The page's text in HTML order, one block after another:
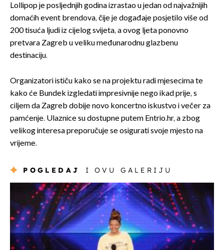
Lollipop je posljednjih godina izrastao u jedan od najvažnijih
domaćih event brendova, čije je događaje posjetilo više od
200 tisuća ljudi iz cijelog svijeta, a ovog ljeta ponovno
pretvara Zagreb u veliku međunarodnu glazbenu
destinaciju.
Organizatori ističu kako se na projektu radi mjesecima te
kako će Bundek izgledati impresivnije nego ikad prije, s
ciljem da Zagreb dobije novo koncertno iskustvo i večer za
pamćenje. Ulaznice su dostupne putem Entrio.hr, a zbog
velikog interesa preporučuje se osigurati svoje mjesto na
vrijeme.
POGLEDAJ I OVU GALERIJU